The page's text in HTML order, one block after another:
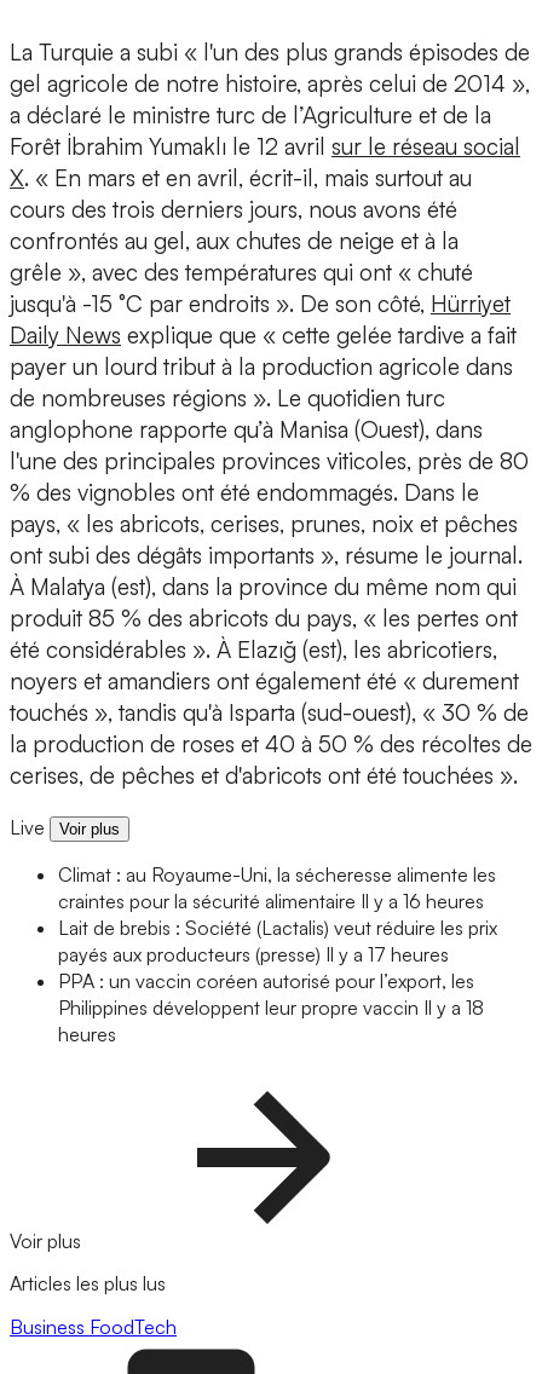
La Turquie a subi « l'un des plus grands épisodes de
gel agricole de notre histoire, après celui de 2014 »,
a déclaré le ministre turc de l’Agriculture et de la
Forêt İbrahim Yumaklı le 12 avril sur le réseau social
X. « En mars et en avril, écrit-il, mais surtout au
cours des trois derniers jours, nous avons été
confrontés au gel, aux chutes de neige et à la
grêle », avec des températures qui ont « chuté
jusqu'à -15 °C par endroits ». De son côté, Hürriyet
Daily News explique que « cette gelée tardive a fait
payer un lourd tribut à la production agricole dans
de nombreuses régions ». Le quotidien turc
anglophone rapporte qu’à Manisa (Ouest), dans
l'une des principales provinces viticoles, près de 80
% des vignobles ont été endommagés. Dans le
pays, « les abricots, cerises, prunes, noix et pêches
ont subi des dégâts importants », résume le journal.
À Malatya (est), dans la province du même nom qui
produit 85 % des abricots du pays, « les pertes ont
été considérables ». À Elazığ (est), les abricotiers,
noyers et amandiers ont également été « durement
touchés », tandis qu'à Isparta (sud-ouest), « 30 % de
la production de roses et 40 à 50 % des récoltes de
cerises, de pêches et d'abricots ont été touchées ».
Live Voir plus
Climat : au Royaume-Uni, la sécheresse alimente les
craintes pour la sécurité alimentaire Il y a 16 heures
Lait de brebis : Société (Lactalis) veut réduire les prix
payés aux producteurs (presse) Il y a 17 heures
PPA : un vaccin coréen autorisé pour l’export, les
Philippines développent leur propre vaccin Il y a 18
heures
Voir plus
Articles les plus lus
Business FoodTech